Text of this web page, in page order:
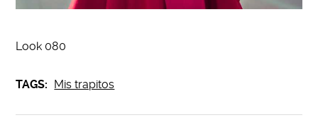
Look 080
TAGS: Mis trapitos